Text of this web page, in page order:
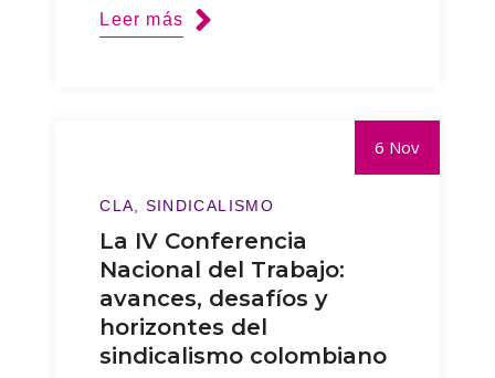
Leer más
6 Nov
CLA SINDICALISMO
La IV Conferencia
Nacional del Trabajo:
avances, desafíos y
horizontes del
sindicalismo colombiano